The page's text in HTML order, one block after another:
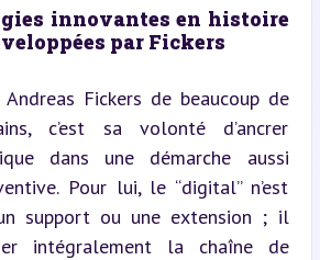
innovantes en histoire
par Fickers
Fickers de beaucoup de
c’est sa volonté d’ancrer
dans une démarche aussi
Pour lui, le “digital” n’est
support ou une extension ; il
intégralement la chaîne de